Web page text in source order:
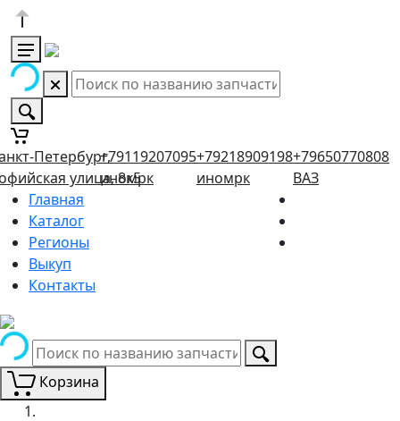
Петербург,
улица, 8к5
+79119207095
иномрк
+79218909198
иномрк
+79650770808
ВАЗ
Главная
Каталог
Регионы
Выкуп
Контакты
Корзина